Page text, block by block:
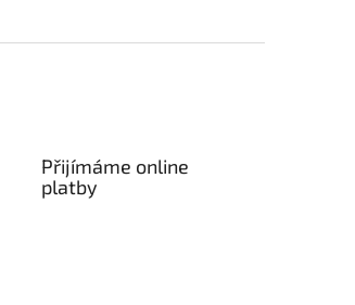
Přijímáme online
platby